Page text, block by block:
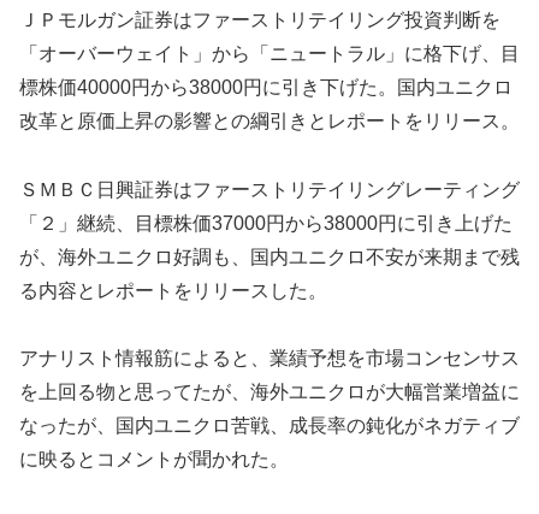
ＪＰモルガン証券はファーストリテイリング投資判断を
「オーバーウェイト」から「ニュートラル」に格下げ、目
標株価40000円から38000円に引き下げた。国内ユニクロ
改革と原価上昇の影響との綱引きとレポートをリリース。
ＳＭＢＣ日興証券はファーストリテイリングレーティング
「２」継続、目標株価37000円から38000円に引き上げた
が、海外ユニクロ好調も、国内ユニクロ不安が来期まで残
る内容とレポートをリリースした。
アナリスト情報筋によると、業績予想を市場コンセンサス
を上回る物と思ってたが、海外ユニクロが大幅営業増益に
なったが、国内ユニクロ苦戦、成長率の鈍化がネガティブ
に映るとコメントが聞かれた。